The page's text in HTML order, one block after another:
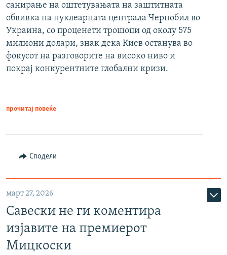
санирање на оштетувањата на заштитната
обвивка на нуклеарната централа Чернобил во
Украина, со проценети трошоци од околу 575
милиони долари, знак дека Киев останува во
фокусот на разговорите на високо ниво и
покрај конкурентните глобални кризи.
прочитај повеќе
Сподели
март 27, 2026
Савески не ги коментира
изјавите на премиерот
Мицкоски